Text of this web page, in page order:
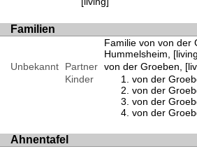
Familien
Familie von von der
Hummelsheim,
Unbekannt
Partner von der Groeben,
Kinder
von der
von der
von der
von der
Ahnentafel